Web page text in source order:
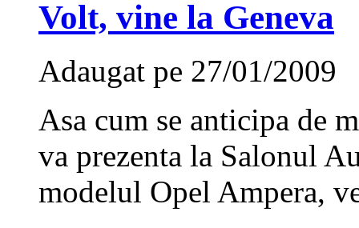
Volt, vine la Geneva
Adaugat pe 27/01/2009
Asa cum se anticipa de
va prezenta la Salonul
modelul Opel Ampera,